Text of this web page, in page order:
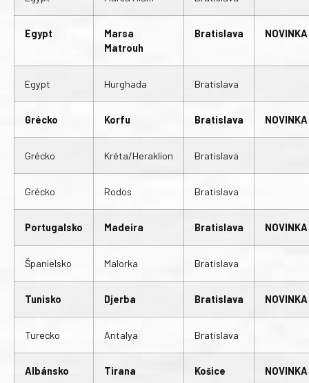
Egypt
Marsa
Matrouh
Bratislava NOVINKA
Egypt Hurghada Bratislava
Grécko Korfu Bratislava NOVINKA
Grécko Kréta/Heraklion Bratislava
Grécko Rodos Bratislava
Portugalsko Madeira Bratislava NOVINKA
Španielsko Malorka Bratislava
Tunisko Djerba Bratislava NOVINKA
Turecko Antalya Bratislava
Albánsko Tirana Košice NOVINKA